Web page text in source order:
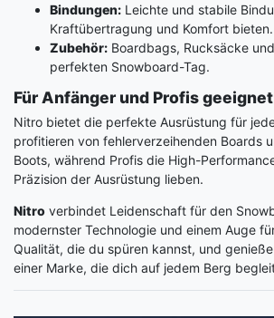
Bindungen: Leichte und stabile
Kraftübertragung und Komfort bieten.
Zubehör: Boardbags, Rucksäcke
perfekten Snowboard-Tag.
Für Anfänger und Profis
Nitro bietet die perfekte Ausrüstung für
profitieren von fehlerverzeihenden Boards
Boots, während Profis die High-
Präzision der Ausrüstung lieben.
Nitro verbindet Leidenschaft für den
modernster Technologie und einem Auge
Qualität, die du spüren kannst, und
einer Marke, die dich auf jedem Berg